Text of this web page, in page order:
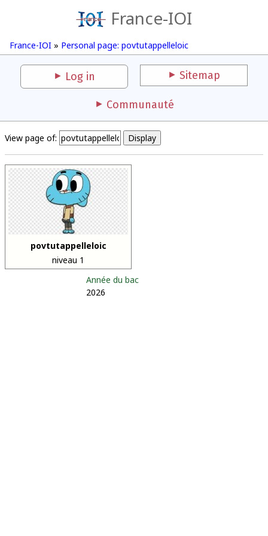
France-IOI
France-IOI » Personal page: povtutappelleloic
Log in Sitemap
Communauté
View page of:
povtutappelleloic
niveau 1
Année du bac
2026